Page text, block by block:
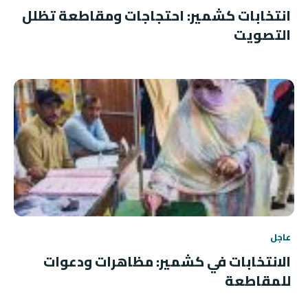
انتخابات كشمير: احتجاجات ومقاطعة تظلل
التصويت
عاجل
الانتخابات في كشمير: مظاهرات ودعوات
للمقاطعة